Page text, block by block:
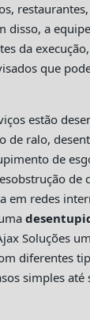
disso, a
da
que
estão
de ralo,
de
de
em redes
Soluções
diferentes
simples até